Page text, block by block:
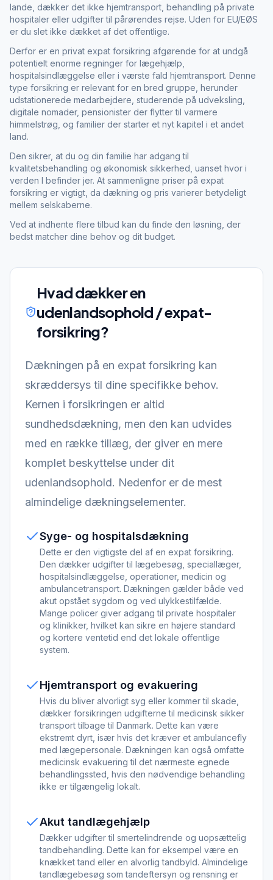
lande, dækker det ikke hjemtransport, behandling på private
hospitaler eller udgifter til pårørendes rejse. Uden for EU/EØS
er du slet ikke dækket af det offentlige.
Derfor er en privat expat forsikring afgørende for at undgå
potentielt enorme regninger for lægehjælp,
hospitalsindlæggelse eller i værste fald hjemtransport. Denne
type forsikring er relevant for en bred gruppe, herunder
udstationerede medarbejdere, studerende på udveksling,
digitale nomader, pensionister der flytter til varmere
himmelstrøg, og familier der starter et nyt kapitel i et andet
land.
Den sikrer, at du og din familie har adgang til
kvalitetsbehandling og økonomisk sikkerhed, uanset hvor i
verden I befinder jer. At sammenligne priser på expat
forsikring er vigtigt, da dækning og pris varierer betydeligt
mellem selskaberne.
Ved at indhente flere tilbud kan du finde den løsning, der
bedst matcher dine behov og dit budget.
Hvad dækker en
udenlandsophold / expat-
forsikring?
Dækningen på en expat forsikring kan
skræddersys til dine specifikke behov.
Kernen i forsikringen er altid
sundhedsdækning, men den kan udvides
med en række tillæg, der giver en mere
komplet beskyttelse under dit
udenlandsophold. Nedenfor er de mest
almindelige dækningselementer.
Syge- og hospitalsdækning
Dette er den vigtigste del af en expat forsikring.
Den dækker udgifter til lægebesøg, speciallæger,
hospitalsindlæggelse, operationer, medicin og
ambulancetransport. Dækningen gælder både ved
akut opstået sygdom og ved ulykkestilfælde.
Mange policer giver adgang til private hospitaler
og klinikker, hvilket kan sikre en højere standard
og kortere ventetid end det lokale offentlige
system.
Hjemtransport og evakuering
Hvis du bliver alvorligt syg eller kommer til skade,
dækker forsikringen udgifterne til medicinsk sikker
transport tilbage til Danmark. Dette kan være
ekstremt dyrt, især hvis det kræver et ambulancefly
med lægepersonale. Dækningen kan også omfatte
medicinsk evakuering til det nærmeste egnede
behandlingssted, hvis den nødvendige behandling
ikke er tilgængelig lokalt.
Akut tandlægehjælp
Dækker udgifter til smertelindrende og uopsættelig
tandbehandling. Dette kan for eksempel være en
knækket tand eller en alvorlig tandbyld. Almindelige
tandlægebesøg som tandeftersyn og rensning er